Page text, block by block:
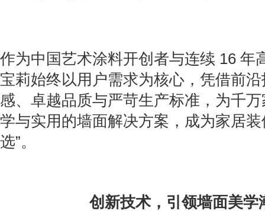
作为中国艺术涂料开创者与连续 16 年
宝莉始终以用户需求为核心，凭借前
感、卓越品质与严苛生产标准，为千
学与实用的墙面解决方案，成为家居装
选”。
创新技术，引领墙面美学